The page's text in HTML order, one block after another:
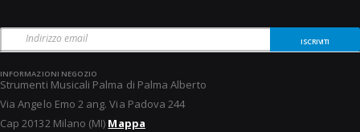
ISCRIVITI
INFORMAZIONI NEGOZIO
Strumenti Musicali Palma di Palma Alberto
Via Angelo Emo 2 ang. Via Padova 244
Cap 20132 Milano (MI) Mappa